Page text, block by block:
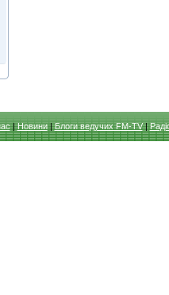
|Новини|Блоги ведучих FM-TV|